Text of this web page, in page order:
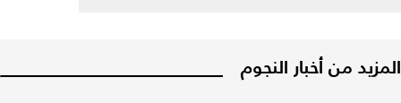
المزيد من أخبار النجوم